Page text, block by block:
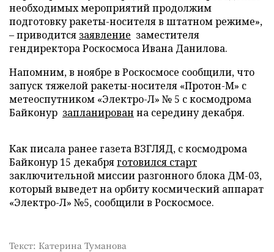
необходимых мероприятий продолжим
подготовку ракеты-носителя в штатном режиме»,
– приводится заявление заместителя
гендиректора Роскосмоса Ивана Данилова.
Напомним, в ноябре в Роскосмосе сообщили, что
запуск тяжелой ракеты-носителя «Протон-М» с
метеоспутником «Электро-Л» № 5 с космодрома
Байконур запланирован на середину декабря.
Как писала ранее газета ВЗГЛЯД, с космодрома
Байконур 15 декабряготовился старт
заключительной миссии разгонного блока ДМ-03,
который выведет на орбиту космический аппарат
«Электро-Л» №5, сообщили в Роскосмосе.
Текст: Катерина Туманова